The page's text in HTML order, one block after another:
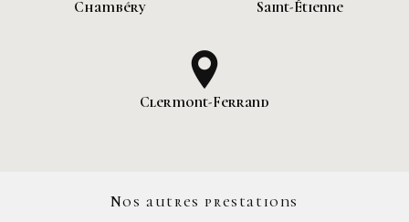
Chambéry Saint-Étienne
Clermont-Ferrand
Nos autres prestations